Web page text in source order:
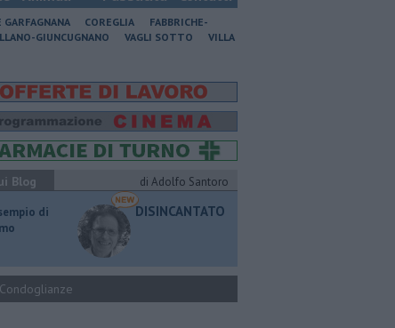
COREGLIA
FABBRICHE-
GIUNCUGNANO VAGLI SOTTO
VILLA
Blog
di Adolfo Santoro
di
DISINCANTATO
Condoglianze